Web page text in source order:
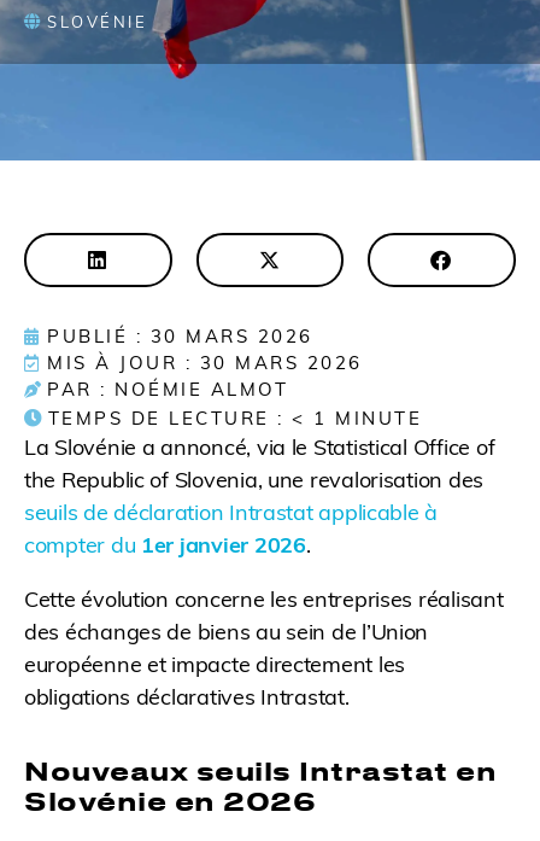
SLOVÉNIE
PUBLIÉ : 30 MARS 2026
MIS À JOUR : 30 MARS 2026
PAR : NOÉMIE ALMOT
TEMPS DE LECTURE : < 1 MINUTE
La Slovénie a annoncé, via le Statistical Office of
the Republic of Slovenia, une revalorisation des
seuils de déclaration Intrastat applicable à
compter du 1er janvier 2026.
Cette évolution concerne les entreprises réalisant
des échanges de biens au sein de l’Union
européenne et impacte directement les
obligations déclaratives Intrastat.
Nouveaux seuils Intrastat en
Slovénie en 2026